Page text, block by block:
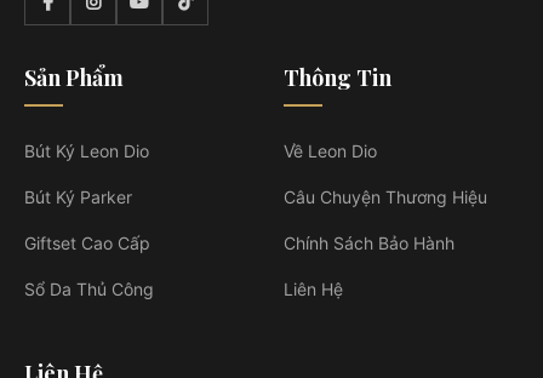
Sản Phẩm
Bút Ký Leon Dio
Bút Ký Parker
Giftset Cao Cấp
Sổ Da Thủ Công
Thông Tin
Về Leon Dio
Câu Chuyện Thương Hiệu
Chính Sách Bảo Hành
Liên Hệ